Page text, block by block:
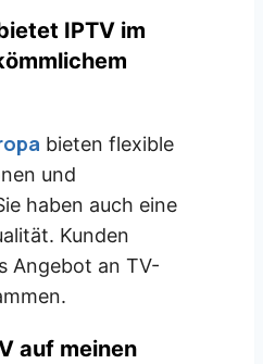
IPTV im
bieten flexible
und
haben auch eine
Kunden
Angebot an TV-
auf meinen